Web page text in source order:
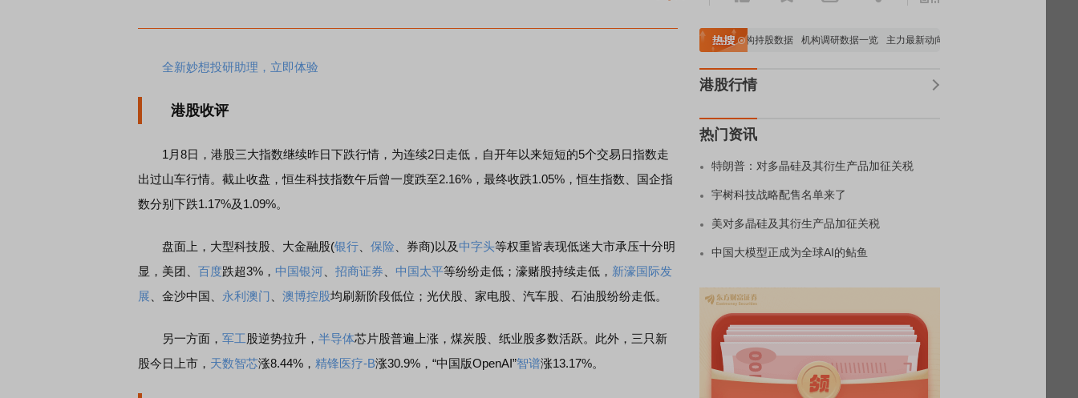
全新妙想投研助理，立即体验
港股收评
1月8日，港股三大指数继续昨日下跌行情，为连续2日走低，自开年以来短短的5个交易日指数走
出过山车行情。截止收盘，恒生科技指数午后曾一度跌至2.16%，最终收跌1.05%，恒生指数、国企指
数分别下跌1.17%及1.09%。
盘面上，大型科技股、大金融股(银行 保险 、券商)以及 中字头等权重皆表现低迷大市承压十分明
显，美团、 百度跌超3%， 中国银河 招商证券 中国太平等纷纷走低；濠赌股持续走低， 新濠国际发
展 、金沙中国、 永利澳门 澳博控股均刷新阶段低位；光伏股、家电股、汽车股、石油股纷纷走低。
另一方面， 军工 股逆势拉升， 半导体芯片股普遍上涨，煤炭股、纸业股多数活跃。此外，三只新
股今日上市， 天数智芯涨8.44%， 精锋医疗-B涨30.9%，“中国版OpenAI”智谱涨13.17%。
重要机构持股数据 机构调研数据一览 主力最新动向 上市公司限售股解禁一览
港股行情
热门资讯
特朗普：对多晶硅及其衍生产品加征关税
宇树科技战略配售名单来了
美对多晶硅及其衍生产品加征关税
中国大模型正成为全球AI的鲇鱼